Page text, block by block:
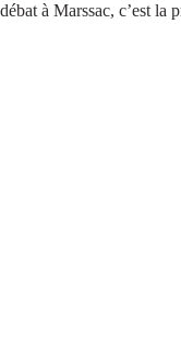
à Marssac, c’est la